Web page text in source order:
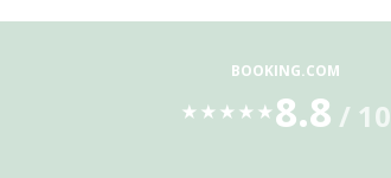
BOOKING.COM
★ ★ ★ ★ ★ 8.8 / 10